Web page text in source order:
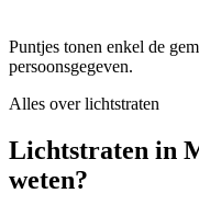
Puntjes tonen enkel de
persoonsgegeven.
Alles overlichtstraten
Lichtstraten in
weten?